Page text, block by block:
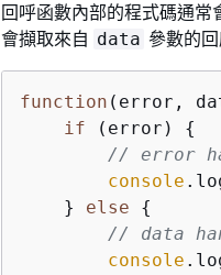
回呼函數內部的程式碼通
會擷取來自 data 參數的
function ( error,
if (error) {
// error
console
    }
else
{
// data
console